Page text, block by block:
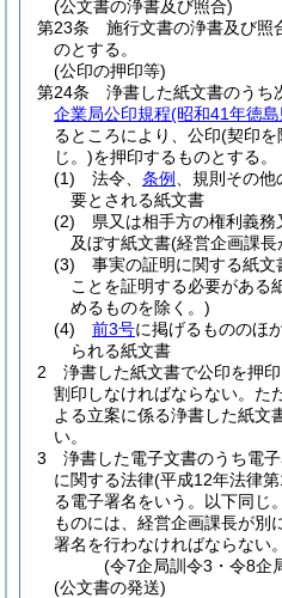
(公文書の浄書及び照合)
第23条
施行文書の浄書及び照
のとする。
(公印の押印等)
第24条
浄書した紙文書のうち
企業局公印規程(昭和41年徳
るところにより、公印(契印を
じ。)を押印するものとする。
(1)
法令、 条例
、規則その
要とされる紙文書
(2)
県又は相手方の権利義
及ぼす紙文書(経営企画課長
(3)
事実の証明に関する紙
ことを証明する必要がある
めるものを除く。)
(4)
前3号に掲げるもののほ
られる紙文書
2
浄書した紙文書で公印を押
割印しなければならない。 た
よる立案に係る浄書した紙文
い。
3
浄書した電子文書のうち電
に関する法律(平成12年法律
る電子署名をいう。以下同じ
ものには、経営企画課長が別
署名を行わなければならない。
(令7企局訓令3・令8企
(公文書の発送)